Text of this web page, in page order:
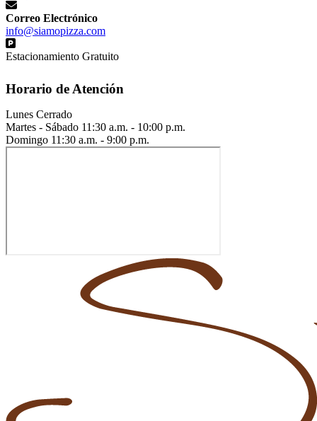
Correo Electrónico
info@siamopizza.com
Estacionamiento Gratuito
Horario de Atención
Lunes Cerrado
Martes - Sábado 11:30 a.m. - 10:00 p.m.
Domingo 11:30 a.m. - 9:00 p.m.